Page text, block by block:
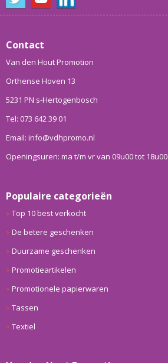
Contact
Van den Hout Promotion
Orthense Hoven 13
5231 PN s-Hertogenbosch
Tel: 073 642 39 01
Email: info@vdhpromo.nl
Openingsuren: ma t/m vr van 09u00 tot 18u00
Populaire categorieën
Top 10 best verkocht
De betere geschenken
Duurzame geschenken
Promotieartikelen
Promotionele papierwaren
Tassen
Textiel